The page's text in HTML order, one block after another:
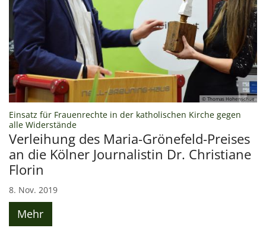
© Thomas Hohenschue
Einsatz für Frauenrechte in der katholischen Kirche gegen
alle Widerstände:
Verleihung des Maria-Grönefeld-Preises
an die Kölner Journalistin Dr. Christiane
Florin
8. Nov. 2019
Mehr